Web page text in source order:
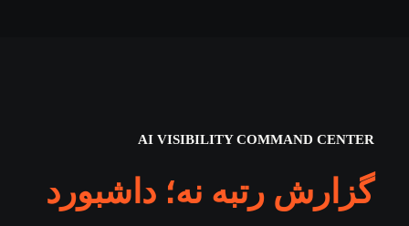
AI VISIBILITY COMMAND CENTER
گزارش رتبه نه؛ داشبورد